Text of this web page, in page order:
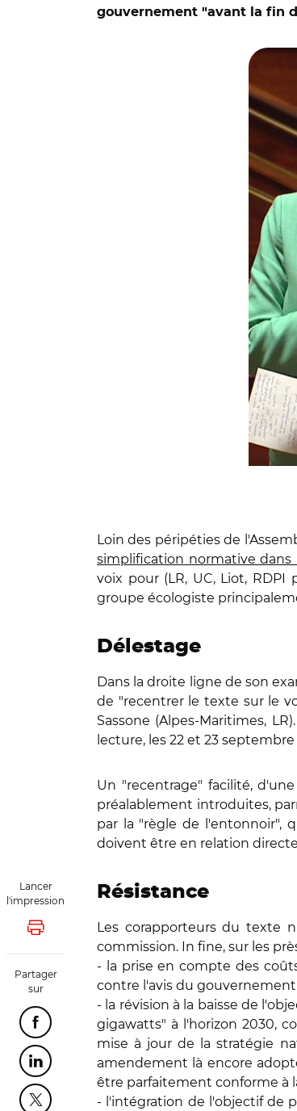
Lancer
l'impression
Lancer l'impression
Partager
sur
Partager cette page sur Facebook
Partager cette page sur Linkedin
Partager cette page sur Twitter
gouvernement "avant la fin
Loin des péripéties de
simplification normative
voix pour (LR, UC, Liot,
groupe écologiste
Délestage
Dans la droite ligne de son
de "recentrer le texte sur le
Sassone (Alpes-Maritimes,
lecture, les 22 et 23
Un "recentrage" facilité,
préalablement introduites,
par la "règle de l'entonnoir",
doivent être en relation
Résistance
Les corapporteurs du texte
commission. In fine, sur les
- la prise en compte des
contre l'avis du gouvernement
- la révision à la baisse de
gigawatts" à l'horizon 2030,
mise à jour de la stratégie
amendement là encore
être parfaitement conforme à
- l'intégration de l'objectif de